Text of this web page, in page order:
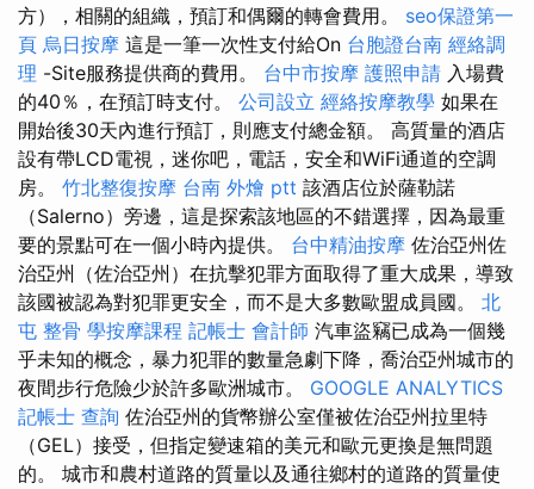
方），相關的組織，預訂和偶爾的轉會費用。 seo保證第一
頁 烏日按摩 這是一筆一次性支付給On 台胞證台南 經絡調
理 -Site服務提供商的費用。 台中市按摩 護照申請 入場費
的40％，在預訂時支付。 公司設立 經絡按摩教學 如果在
開始後30天內進行預訂，則應支付總金額。 高質量的酒店
設有帶LCD電視，迷你吧，電話，安全和WiFi通道的空調
房。 竹北整復按摩 台南 外燴 ptt 該酒店位於薩勒諾
（Salerno）旁邊，這是探索該地區的不錯選擇，因為最重
要的景點可在一個小時內提供。 台中精油按摩 佐治亞州佐
治亞州（佐治亞州）在抗擊犯罪方面取得了重大成果，導致
該國被認為對犯罪更安全，而不是大多數歐盟成員國。 北
屯 整骨 學按摩課程 記帳士 會計師 汽車盜竊已成為一個幾
乎未知的概念，暴力犯罪的數量急劇下降，喬治亞州城市的
夜間步行危險少於許多歐洲城市。 GOOGLE ANALYTICS
記帳士 查詢 佐治亞州的貨幣辦公室僅被佐治亞州拉里特
（GEL）接受，但指定變速箱的美元和歐元更換是無問題
的。 城市和農村道路的質量以及通往鄉村的道路的質量使